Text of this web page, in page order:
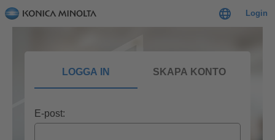
Login
LOGGA IN SKAPA KONTO
E-post: